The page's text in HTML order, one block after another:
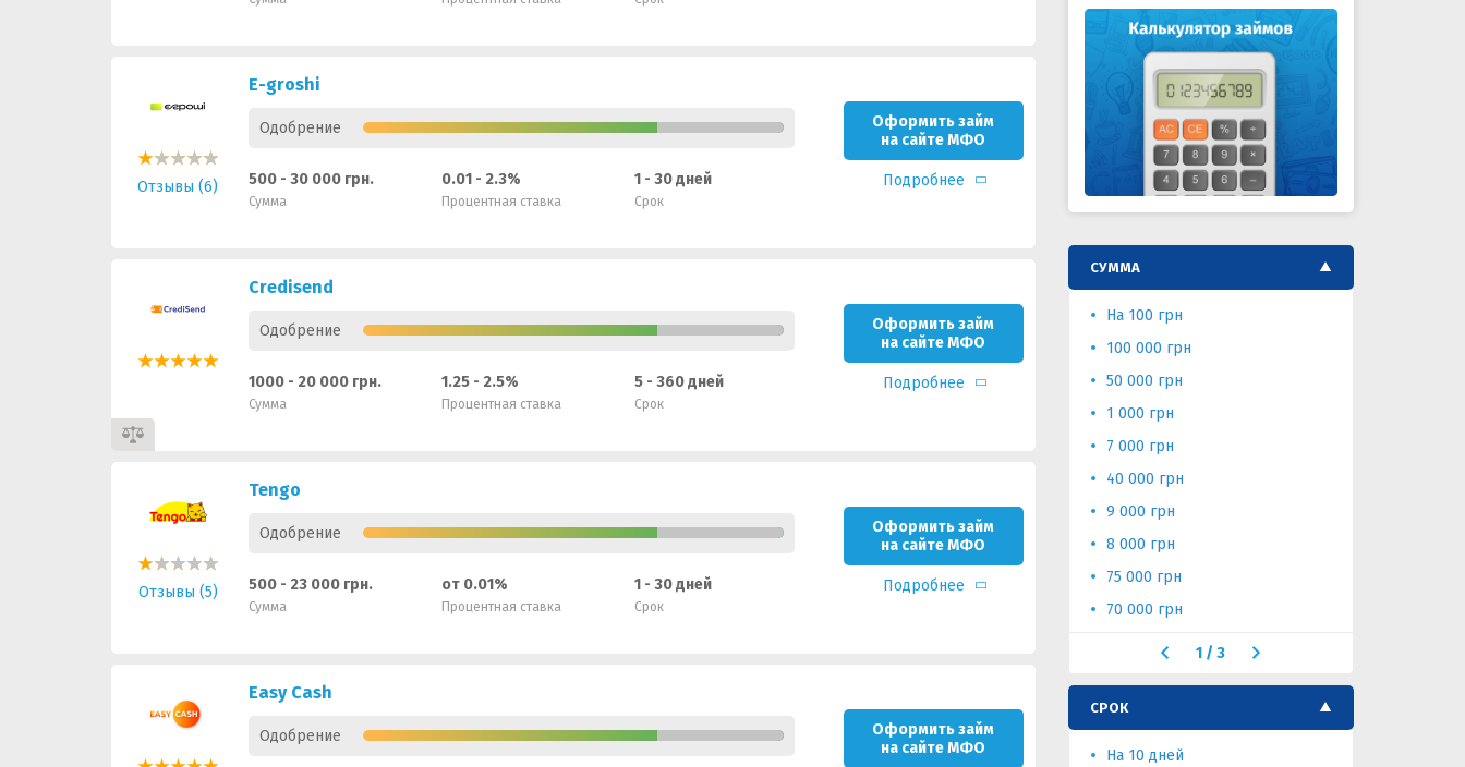
Отзывы (6)
E-groshi
Одобрение
500 - 30 000 грн.
Сумма
0.01 - 2.3%
Процентная ставка
1 - 30 дней
Срок
Оформить займ
на сайте МФО
Подробнее
Credisend
Одобрение
1000 - 20 000 грн.
Сумма
1.25 - 2.5%
Процентная ставка
5 - 360 дней
Срок
Оформить займ
на сайте МФО
Подробнее
Отзывы (5)
Tengo
Одобрение
500 - 23 000 грн.
Сумма
от 0.01%
Процентная ставка
1 - 30 дней
Срок
Оформить займ
на сайте МФО
Подробнее
Easy Cash
Одобрение
Оформить займ
на сайте МФО
СУММА
На 100 грн
100 000 грн
50 000 грн
1 000 грн
7 000 грн
40 000 грн
9 000 грн
8 000 грн
75 000 грн
70 000 грн
1 /3
СРОК
На 10 дней